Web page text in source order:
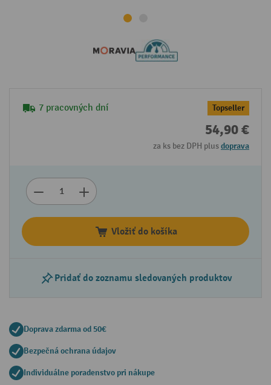
7 pracovných dní Topseller
54,90 €
za ks bez DPH plusdoprava
Vložiť do košíka
Pridať do zoznamu sledovaných produktov
Doprava zdarma od 50€
Bezpečná ochrana údajov
Individuálne poradenstvo pri nákupe